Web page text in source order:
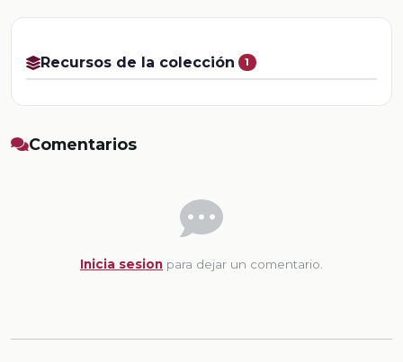
Recursos de la colección 1
Comentarios
Inicia sesion para dejar un comentario.